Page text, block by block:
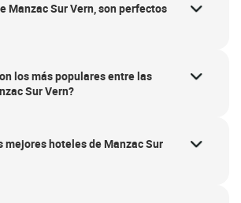
Manzac Sur Vern, son perfectos
los más populares entre las
Sur Vern?
mejores hoteles de Manzac Sur